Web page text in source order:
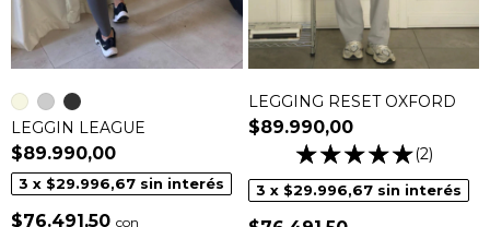
LEGGIN LEAGUE
$89.990,00
3 x $29.996,67 sin interés
$76.491,50 con
LEGGING RESET OXFORD
$89.990,00
(2)
3 x $29.996,67 sin interés